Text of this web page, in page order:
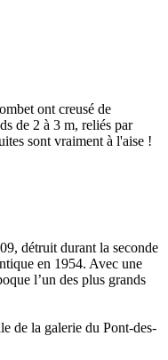
ont creusé de
de 2 à 3 m, reliés par
sont vraiment à l'aise !
détruit durant la seconde
en 1954. Avec une
l’un des plus grands
de la galerie du Pont-des-